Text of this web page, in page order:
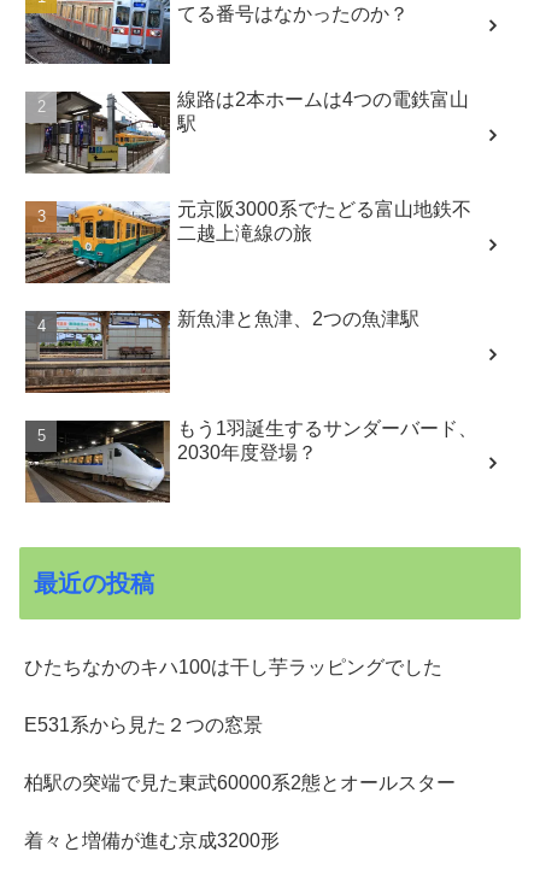
てる番号はなかったのか？
線路は2本ホームは4つの電鉄富山
駅
元京阪3000系でたどる富山地鉄不
二越上滝線の旅
新魚津と魚津、2つの魚津駅
もう1羽誕生するサンダーバード、
2030年度登場？
最近の投稿
ひたちなかのキハ100は干し芋ラッピングでした
E531系から見た２つの窓景
柏駅の突端で見た東武60000系2態とオールスター
着々と増備が進む京成3200形